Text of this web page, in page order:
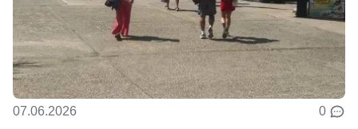
07.06.2026 0